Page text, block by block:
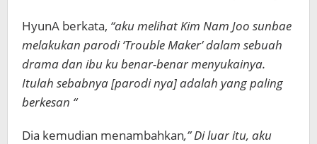
HyunA berkata, “aku melihat Kim Nam Joo sunbae
melakukan parodi ‘Trouble Maker’ dalam sebuah
drama dan ibu ku benar-benar menyukainya.
Itulah sebabnya [parodi nya] adalah yang paling
berkesan “
Dia kemudian menambahkan,” Di luar itu, aku